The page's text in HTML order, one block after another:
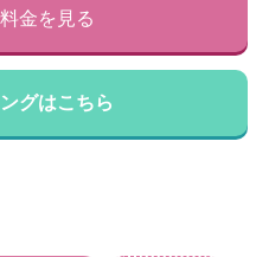
金を見る
グはこちら